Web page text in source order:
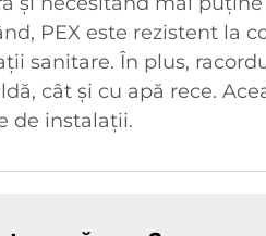
PEX este rezistent la
sanitare. În plus,
cât și cu apă rece.
de instalații.